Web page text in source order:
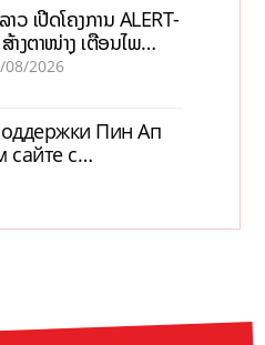
ວ ເປີດໂຄງການ ALERT-
າງຕາໜ່າງ ເຕືອນໄພ
ລະບາດທົ່ວປະເທດ
08/2026
Пин Ап
с